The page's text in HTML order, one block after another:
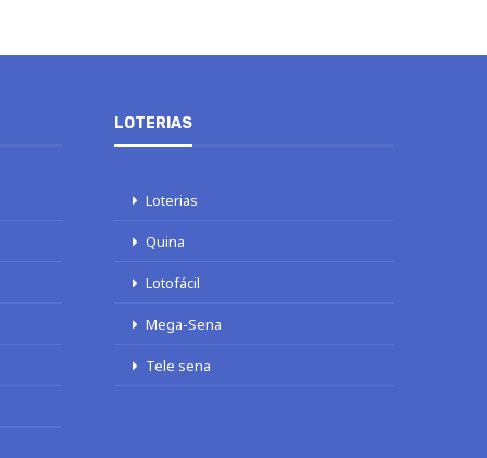
LOTERIAS
Loterias
Quina
Lotofácil
Mega-Sena
Tele sena